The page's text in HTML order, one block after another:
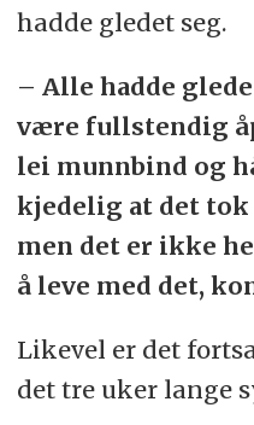
hadde gledet seg.
– Alle hadde
være fullstendig
lei munnbind og
kjedelig at det tok
men det er ikke
å leve med det,
Likevel er det
det tre uker lange